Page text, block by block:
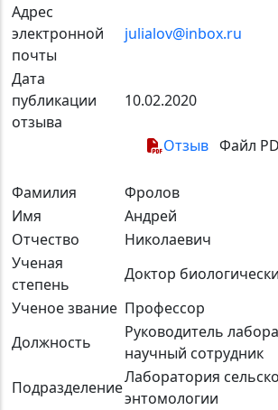
Адрес
электронной
почты
julialov@inbox.ru
Дата
публикации
отзыва
10.02.2020
Отзыв Файл
Фамилия
Фролов
Имя
Андрей
Отчество
Николаевич
Ученая
степень
Доктор
Ученое звание Профессор
Должность
Руководитель
научный сотрудник
Подразделение
Лаборатория
энтомологии